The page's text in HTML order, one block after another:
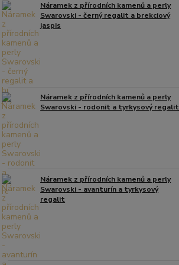
Náramek z přírodních kamenů a perly
Swarovski - černý regalit a brekciový
jaspis
Náramek z přírodních kamenů a perly
Swarovski - rodonit a tyrkysový regalit
Náramek z přírodních kamenů a perly
Swarovski - avanturín a tyrkysový
regalit